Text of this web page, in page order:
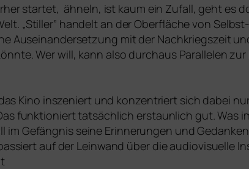
star­tet, ähneln, ist kaum ein Zufall, geht es
„Stiller” han­delt an der Oberfläche von
Auseinandersetzung mit der Nachkriegszeit
Wer will, kann also durch­aus Parallelen
Kino insze­niert und kon­zen­triert sich dabei
funk­tio­niert tat­säch­lich erstaun­lich gut. Was
im Gefängnis sei­ne Erinnerungen und
auf der Leinwand über die audio­vi­su­el­le